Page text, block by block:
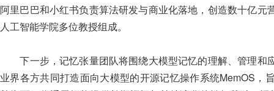
阿里巴巴和小红书负责算法研发与商业化落地，创造数十亿
人工智能学院多位教授组成。
下一步，记忆张量团队将围绕大模型记忆的理解、管理和
业界各方共同打造面向大模型的开源记忆操作系统MemOS，